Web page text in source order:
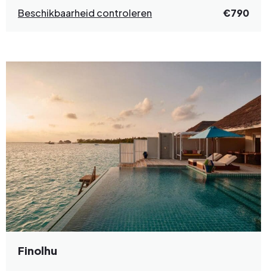
Beschikbaarheid controleren €790
Finolhu